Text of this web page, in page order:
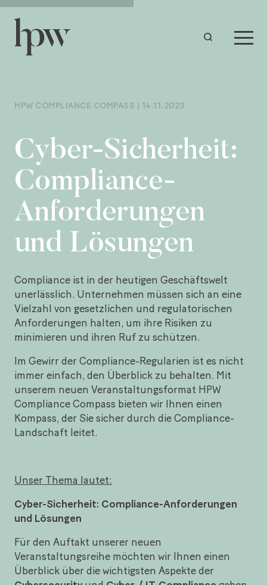
HPW COMPLIANCE COMPASS | 14.11.2023
Cyber-Sicherheit:
Compliance-
Anforderungen
und Lösungen
Compliance ist in der heutigen Geschäftswelt
unerlässlich. Unternehmen müssen sich an eine
Vielzahl von gesetzlichen und regulatorischen
Anforderungen halten, um ihre Risiken zu
minimieren und ihren Ruf zu schützen.
Im Gewirr der Compliance-Regularien ist es nicht
immer einfach, den Überblick zu behalten. Mit
unserem neuen Veranstaltungsformat HPW
Compliance Compass bieten wir Ihnen einen
Kompass, der Sie sicher durch die Compliance-
Landschaft leitet.
Unser Thema lautet:
Cyber-Sicherheit: Compliance-Anforderungen
und Lösungen
Für den Auftakt unserer neuen
Veranstaltungsreihe möchten wir Ihnen einen
Überblick über die wichtigsten Aspekte der